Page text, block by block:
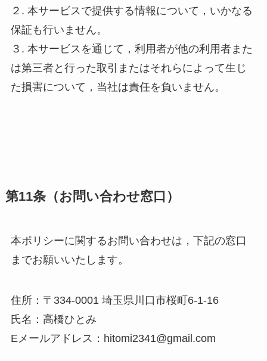
２. 本サービスで提供する情報について，いかなる
保証も行いません。
３. 本サービスを通じて，利用者が他の利用者また
は第三者と行った取引またはそれらによって生じ
た損害について，当社は責任を負いません。
第11条（お問い合わせ窓口）
本ポリシーに関するお問い合わせは，下記の窓口
までお願いいたします。
住所：〒334-0001 埼玉県川口市桜町6-1-16
氏名：高橋ひとみ
Eメールアドレス：hitomi2341@gmail.com